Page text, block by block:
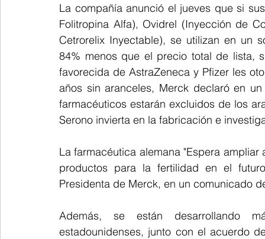
La compañía anunció el jueves que si
Folitropina Alfa), Ovidrel (Inyección de
Cetrorelix Inyectable), se utilizan en un
84% menos que el precio total de lista,
favorecida de AstraZeneca y Pfizer les
años sin aranceles, Merck declaró en
farmacéuticos estarán excluidos de los
Serono invierta en la fabricación e
La farmacéutica alemana "Espera
productos para la fertilidad en el
Presidenta de Merck, en un comunicado
Además, se están desarrollando
estadounidenses, junto con el acuerdo